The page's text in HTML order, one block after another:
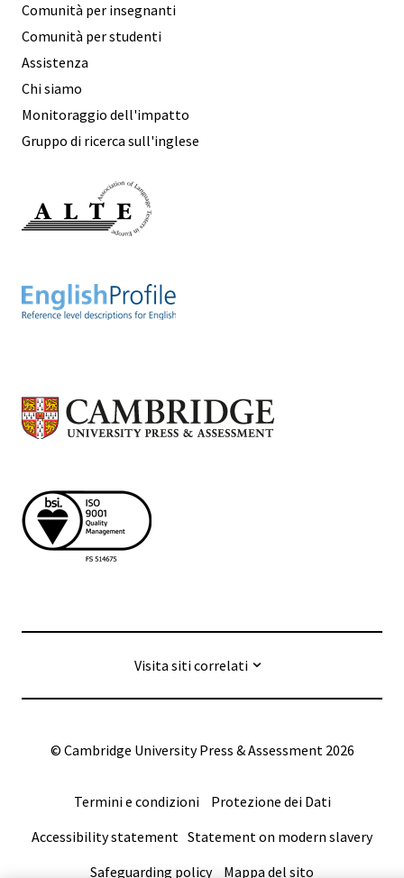
Comunità per insegnanti
Comunità per studenti
Assistenza
Chi siamo
Monitoraggio dell'impatto
Gruppo di ricerca sull'inglese
Visita siti correlati
© Cambridge University Press & Assessment 2026
Termini e condizioni
Protezione dei Dati
Accessibility statement Statement on modern slavery
Safeguarding policy
Mappa del sito